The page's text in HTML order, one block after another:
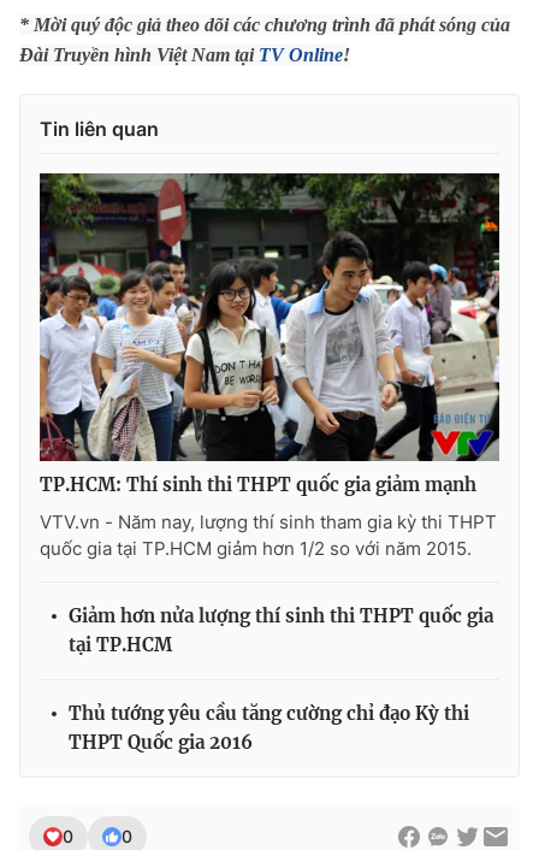
Chất lượng cuộc sống
Học trực tuyến
Hitech Công nghệ tương lai
Tư vấn
Lịch phát sóng
Chuyên mục khác
Emagazine Podcast
Photo Infographic
Video Shorts video
VTV Money VTV Thể thao
VTV Sức khoẻ Bất động sản
Thị trường 24h Tấm lòng Việt
VTV4 Vươn mình bằng AI
Liên hệ tòa soạn
* Mời quý độc giả theo dõi các chương trình đã phát sóng của
Đài Truyền hình Việt Nam tại TV Online!
Tin liên quan
TP.HCM: Thí sinh thi THPT quốc gia giảm mạnh
VTV.vn - Năm nay, lượng thí sinh tham gia kỳ thi THPT
quốc gia tại TP.HCM giảm hơn 1/2 so với năm 2015.
Giảm hơn nửa lượng thí sinh thi THPT quốc gia
tại TP.HCM
Thủ tướng yêu cầu tăng cường chỉ đạo Kỳ thi
THPT Quốc gia 2016
0 0